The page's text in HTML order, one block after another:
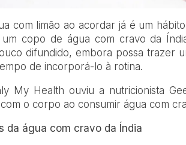
com limão ao acordar já é um
copo de água com cravo da
difundido, embora possa trazer
de incorporá-lo à rotina.
My Health ouviu a nutricionista
o corpo ao consumir água com
da água com cravo da Índia